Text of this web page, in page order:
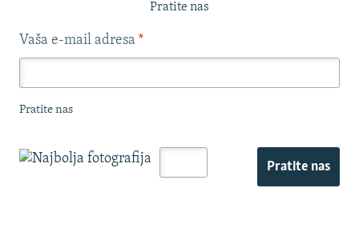
Pratite nas
Vaša e-mail adresa *
Pratite nas
Pratite nas